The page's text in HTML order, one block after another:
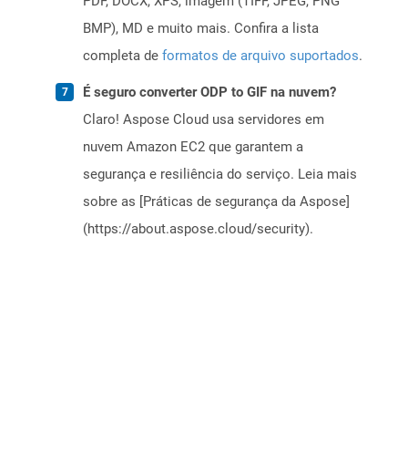
BMP), MD e muito mais. Confira a lista
completa de formatos de arquivo suportados.
É seguro converter ODP to GIF na nuvem?
Claro! Aspose Cloud usa servidores em
nuvem Amazon EC2 que garantem a
segurança e resiliência do serviço. Leia mais
sobre as [Práticas de segurança da Aspose]
(https://about.aspose.cloud/security).